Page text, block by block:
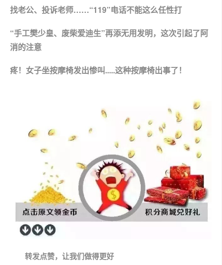
找老公、投诉老师……“119”电话不能这么任性打
“手工樊少皇、废柴爱迪生”再添无用发明，这次引起了阿
消的注意
疼！女子坐按摩椅发出惨叫.....这种按摩椅出事了！
转发点赞，让我们做得更好